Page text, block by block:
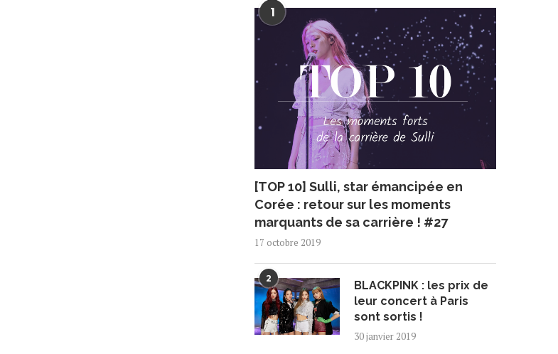
1
[TOP 10] Sulli, star émancipée en
Corée : retour sur les moments
marquants de sa carrière ! #27
17 octobre 2019
2
BLACKPINK : les prix de
leur concert à Paris
sont sortis !
30 janvier 2019